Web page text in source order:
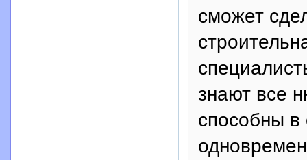
сможет
знают все
способны в